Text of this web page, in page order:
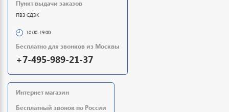
Пункт выдачи заказов
ПВЗ СДЭК
10:00-19:00
Бесплатно для звонков из Москвы
+7-495-989-21-37
Интернет магазин
Бесплатный звонок по России